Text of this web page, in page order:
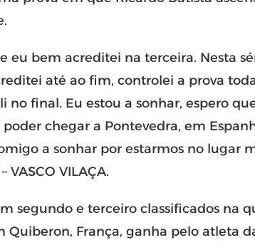
eu bem acreditei na terceira. Nesta
até ao fim, controlei a prova
no final. Eu estou a sonhar, espero
chegar a Pontevedra, em
a sonhar por estarmos no lugar
VILAÇA.
segundo e terceiro classificados na
França, ganha pelo atleta